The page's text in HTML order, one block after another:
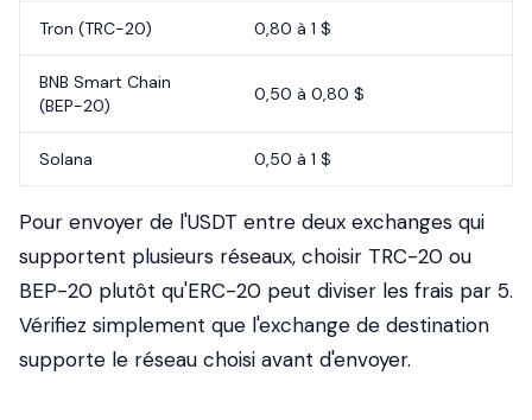
Tron (TRC-20) 0,80 à 1 $
BNB Smart Chain
(BEP-20)
0,50 à 0,80 $
Solana 0,50 à 1 $
Pour envoyer de l'USDT entre deux exchanges qui
supportent plusieurs réseaux, choisir TRC-20 ou
BEP-20 plutôt qu'ERC-20 peut diviser les frais par 5.
Vérifiez simplement que l'exchange de destination
supporte le réseau choisi avant d'envoyer.